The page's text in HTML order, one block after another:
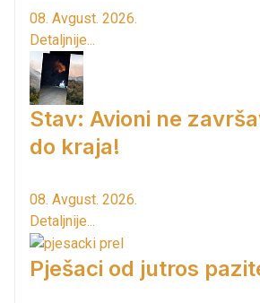
08. Avgust. 2026.
Detaljnije...
Stav: Avioni ne
do kraja!
08. Avgust. 2026.
Detaljnije...
Pješaci od jutros